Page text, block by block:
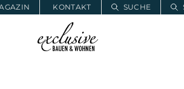
KONTAKT SUCHE
BAUWOHNSERVICE